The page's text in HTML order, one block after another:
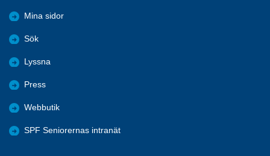
Mina sidor
Sök
Lyssna
Press
Webbutik
SPF Seniorernas intranät